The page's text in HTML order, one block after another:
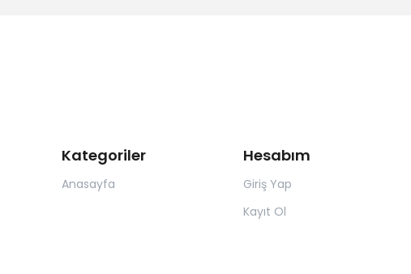
Kategoriler
Anasayfa
Hesabım
Giriş Yap
Kayıt Ol